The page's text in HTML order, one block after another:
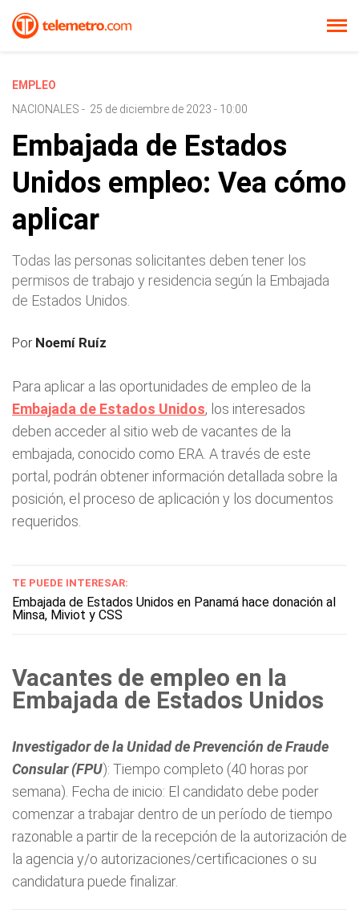
EMPLEO
NACIONALES - 25 de diciembre de 2023 - 10:00
Embajada de Estados
Unidos empleo: Vea cómo
aplicar
Todas las personas solicitantes deben tener los
permisos de trabajo y residencia según la Embajada
de Estados Unidos.
Por Noemí Ruíz
Para aplicar a las oportunidades de empleo de la
Embajada de Estados Unidos, los interesados
deben acceder al sitio web de vacantes de la
embajada, conocido como ERA. A través de este
portal, podrán obtener información detallada sobre la
posición, el proceso de aplicación y los documentos
requeridos.
TE PUEDE INTERESAR:
Embajada de Estados Unidos en Panamá hace donación al
Minsa, Miviot y CSS
Vacantes de empleo en la
Embajada de Estados Unidos
Investigador de la Unidad de Prevención de Fraude
Consular (FPU): Tiempo completo (40 horas por
semana). Fecha de inicio: El candidato debe poder
comenzar a trabajar dentro de un período de tiempo
razonable a partir de la recepción de la autorización de
la agencia y/o autorizaciones/certificaciones o su
candidatura puede finalizar.